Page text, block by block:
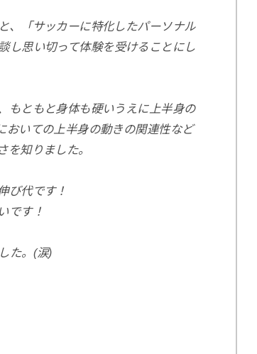
、
「サッカーに特化したパーソナル
し思い切って体験を受けることにし
もともと身体も硬いうえに上半身の
おいての上半身の動きの関連性など
を知りました。
び代です！
です！
た。(涙)